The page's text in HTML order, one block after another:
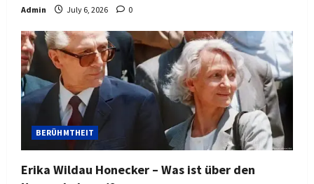
Admin July 6, 2026 0
BERÜHMTHEIT
Erika Wildau Honecker – Was ist über den